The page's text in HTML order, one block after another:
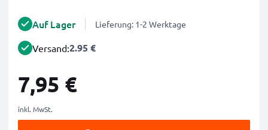
Auf Lager Lieferung: 1-2 Werktage
Versand:2.95 €
7,95 €
inkl. MwSt.